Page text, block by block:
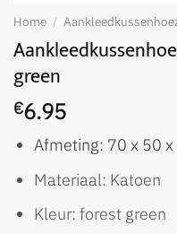
Home /
green
€6.95
Afmeting: 70 x 50 x
Materiaal: Katoen
Kleur: forest green